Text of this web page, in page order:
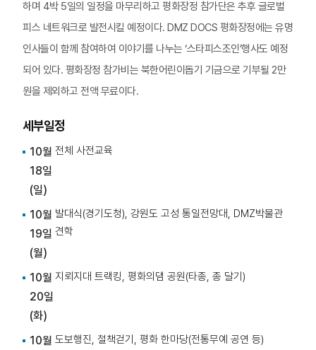
하며 4박 5일의 일정을 마무리하고 평화장정 참가단은 추후 글로벌
피스 네트워크로 발전시킬 예정이다. DMZ DOCS 평화장정에는 유명
인사들이 함께 참여하여 이야기를 나누는 ‘스타피스조인’행사도 예정
되어 있다. 평화장정 참가비는 북한어린이돕기 기금으로 기부될 2만
원을 제외하고 전액 무료이다.
세부일정
10월
18일
(일)
전체 사전교육
10월
19일
(월)
발대식(경기도청), 강원도 고성 통일전망대, DMZ박물관
견학
10월
20일
(화)
지뢰지대 트랙킹, 평화의댐 공원(타종, 종 달기)
10월 도보행진, 철책걷기, 평화 한마당(전통무예 공연 등)